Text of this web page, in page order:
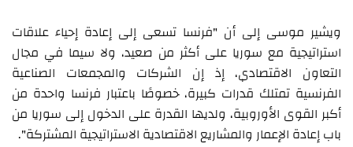
ويشير موسى إلى أن "فرنسا تسعى إلى إعادة إحياء علاقات
استراتيجية مع سوريا على أكثر من صعيد، ولا سيما في مجال
التعاون الاقتصادي، إذ إن الشركات والمجمعات الصناعية
الفرنسية تمتلك قدرات كبيرة، خصوصًا باعتبار فرنسا واحدة من
أكبر القوى الأوروبية، ولديها القدرة على الدخول إلى سوريا من
باب إعادة الإعمار والمشاريع الاقتصادية الاستراتيجية المشتركة".